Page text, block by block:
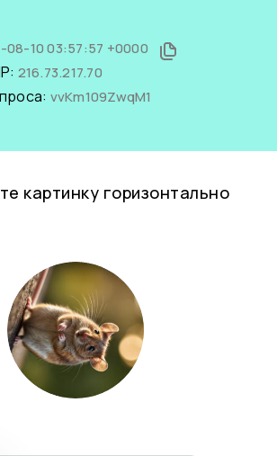
08-10 03:57:57 +0000
216.73.217.70
vvKm109ZwqM1
картинку горизонтально